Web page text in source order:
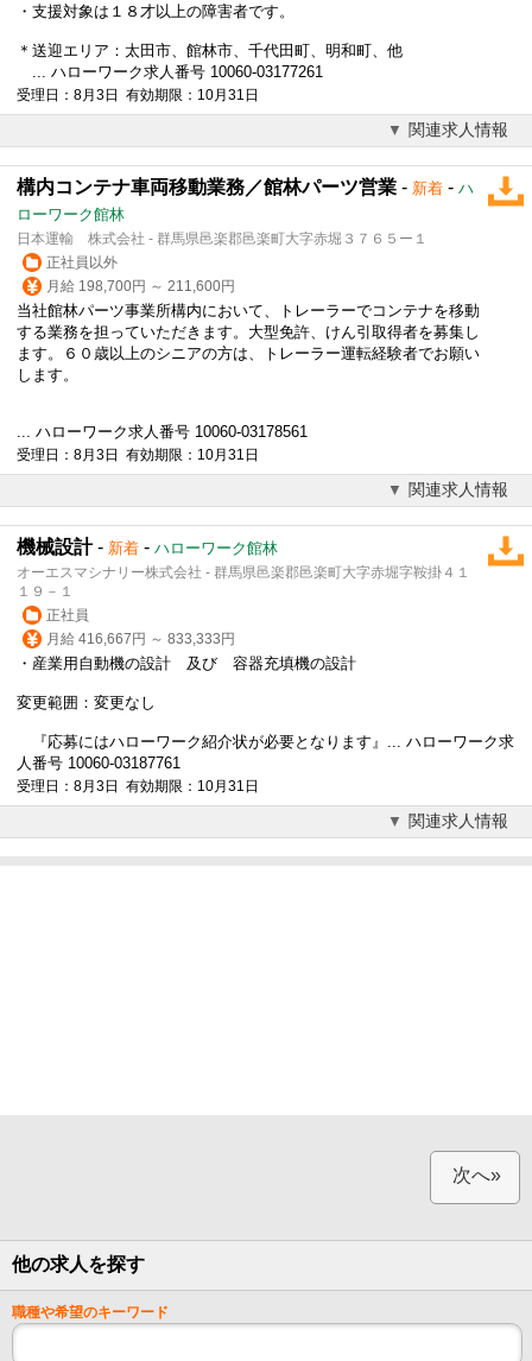
・支援対象は１８才以上の障害者です。
＊送迎エリア：太田市、館林市、千代田町、明和町、他
... ハローワーク求人番号 10060-03177261
受理日：8月3日 有効期限：10月31日
関連求人情報
構内コンテナ車両移動業務／館林パーツ営業 - 新着 - ハ
ローワーク館林
日本運輸 株式会社 - 群馬県邑楽郡邑楽町大字赤堀３７６５ー１
正社員以外
月給 198,700円 ～ 211,600円
当社館林パーツ事業所構内において、トレーラーでコンテナを移動
する業務を担っていただきます。大型免許、けん引取得者を募集し
ます。６０歳以上のシニアの方は、トレーラー運転経験者でお願い
します。
... ハローワーク求人番号 10060-03178561
受理日：8月3日 有効期限：10月31日
関連求人情報
機械設計- 新着 - ハローワーク館林
オーエスマシナリー株式会社 - 群馬県邑楽郡邑楽町大字赤堀字鞍掛４１
１９－１
正社員
月給 416,667円 ～ 833,333円
・産業用自動機の設計 及び 容器充填機の設計
変更範囲：変更なし
『応募にはハローワーク紹介状が必要となります』... ハローワーク求
人番号 10060-03187761
受理日：8月3日 有効期限：10月31日
関連求人情報
次へ»
他の求人を探す
職種や希望のキーワード